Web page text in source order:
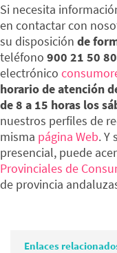
Si necesita
en contactar con
su disposición de
teléfono 900 21 50 80
electrónico
horario de atención
de 8 a 15 horas los
nuestros perfiles de
misma página Web. Y
presencial, puede
Provinciales de
de provincia
Enlaces